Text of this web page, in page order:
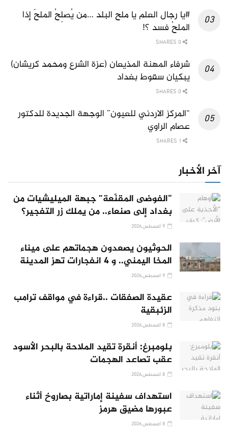
#يا رجال العلم يا ملح البلد …من يُصلِحُ الملحَ إذا
الملحُ فسد ؟!
شرفاء المهنة المذيعان (عزة الشرع ومحمد كريشان)
يبكيان سقوط بغداد
“المركز الاردني للعيون” الوجهة الجديدة للدكتور
عصام الراوي
آخر الأخبار
“الفوضى المقنّعة” جبهة الميليشيات من
بغداد إلى صنعاء.. من يملك زر التفجير؟
الحوثيون يصعدون هجماتهم على ميناء
المخا اليمني.. و 4 انفجارات تهز المدينة
عقيدة الصفقات ..قراءة في مواقف ترامب
الزئبقية
بلومبرغ: أنقرة تقيد الملاحة بالبحر الأسود
عقب تصاعد الهجمات
استهداف سفينة إماراتية بصاروخ أثناء
عبورها مضيق هرمز